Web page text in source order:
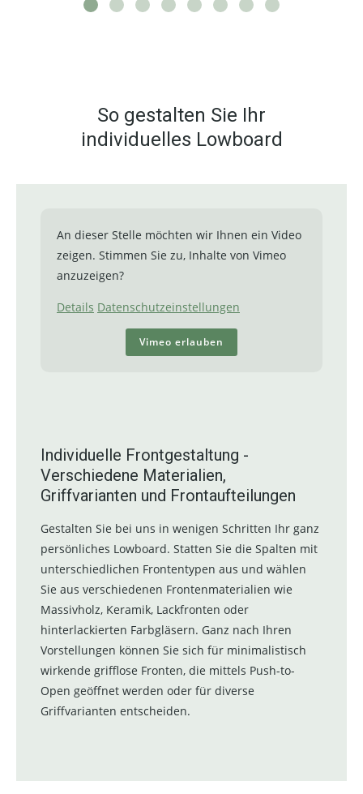
So gestalten Sie Ihr
individuelles Lowboard
An dieser Stelle möchten wir Ihnen ein Video
zeigen. Stimmen Sie zu, Inhalte von Vimeo
anzuzeigen?
Details Datenschutzeinstellungen
Vimeo erlauben
Individuelle Frontgestaltung -
Verschiedene Materialien,
Griffvarianten und Frontaufteilungen
Gestalten Sie bei uns in wenigen Schritten Ihr ganz
persönliches Lowboard. Statten Sie die Spalten mit
unterschiedlichen Frontentypen aus und wählen
Sie aus verschiedenen Frontenmaterialien wie
Massivholz, Keramik, Lackfronten oder
hinterlackierten Farbgläsern. Ganz nach Ihren
Vorstellungen können Sie sich für minimalistisch
wirkende grifflose Fronten, die mittels Push-to-
Open geöffnet werden oder für diverse
Griffvarianten entscheiden.